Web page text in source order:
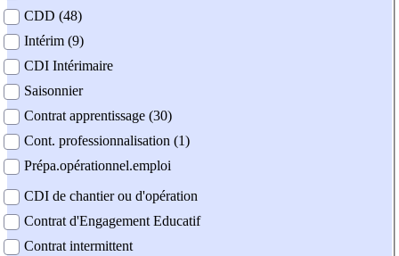
CDD (48)
Intérim (9)
CDI Intérimaire
Saisonnier
Contrat apprentissage (30)
Cont. professionnalisation (1)
Prépa.opérationnel.emploi
CDI de chantier ou d'opération
Contrat d'Engagement Educatif
Contrat intermittent